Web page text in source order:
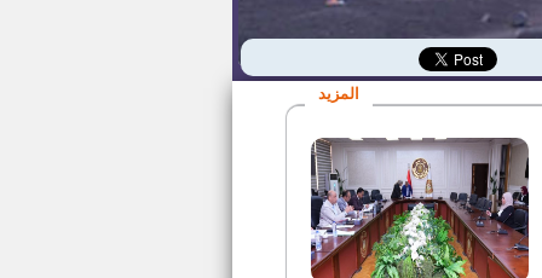
المزيد
وظائف بدولة الكويت
الاسرة
مندوب مساعد بمجلس الدولة
وظائف وزارة العدل "اعلان رقم 1